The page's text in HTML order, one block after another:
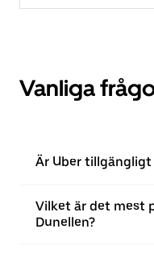
Vanliga
Är Uber tillgängligt
Vilket är det mest
Dunellen?